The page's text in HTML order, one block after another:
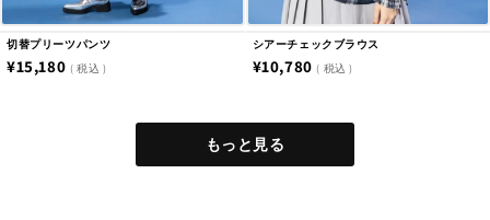
切替プリーツパンツ
通
¥15,180 税込
シアーチェックブラウス
通
価
格
¥10,780 税込
もっと見る